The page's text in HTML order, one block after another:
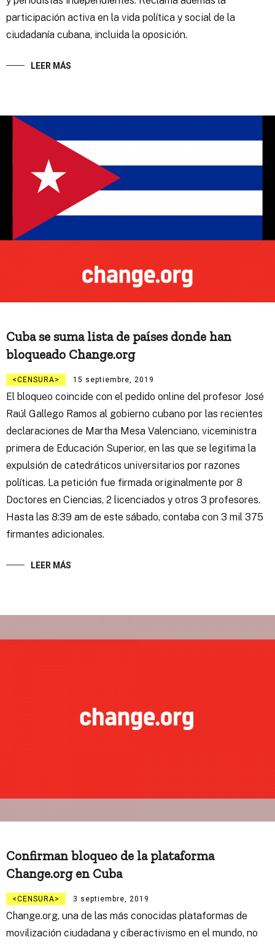
participación activa en la vida política y social de la
ciudadanía cubana, incluida la oposición.
LEER MÁS
Cuba se suma lista de países donde han
bloqueado Change.org
CENSURA 15 septiembre, 2019
El bloqueo coincide con el pedido online del profesor José
Raúl Gallego Ramos al gobierno cubano por las recientes
declaraciones de Martha Mesa Valenciano, viceministra
primera de Educación Superior, en las que se legitima la
expulsión de catedráticos universitarios por razones
políticas. La petición fue firmada originalmente por 8
Doctores en Ciencias, 2 licenciados y otros 3 profesores.
Hasta las 8:39 am de este sábado, contaba con 3 mil 375
firmantes adicionales.
LEER MÁS
Confirman bloqueo de la plataforma
Change.org en Cuba
CENSURA 3 septiembre, 2019
Change.org, una de las más conocidas plataformas de
movilización ciudadana y ciberactivismo en el mundo, no